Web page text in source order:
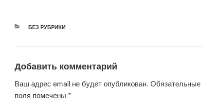
РУБРИКИ
БЕЗ РУБРИКИ
Добавить комментарий
Ваш адрес email не будет опубликован. Обязательные
поля помечены *